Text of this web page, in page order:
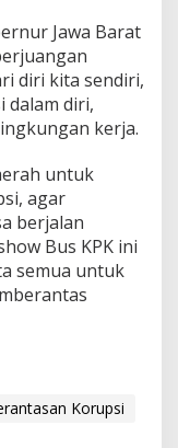
Jawa Barat
diri kita sendiri,
dalam diri,
kerja.
untuk
agar
berjalan
Bus KPK ini
semua untuk
Korupsi